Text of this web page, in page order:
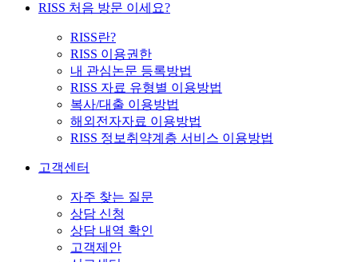
RISS 처음 방문 이세요?
RISS란?
RISS 이용권한
내 관심논문 등록방법
RISS 자료 유형별 이용방법
복사/대출 이용방법
해외전자자료 이용방법
RISS 정보취약계층 서비스 이용방법
고객센터
자주 찾는 질문
상담 신청
상담 내역 확인
고객제안